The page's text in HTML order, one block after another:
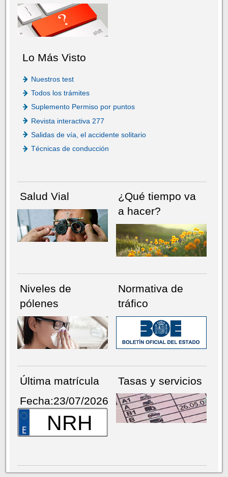
Lo Más Visto
Nuestros test
Todos los trámites
Suplemento Permiso por puntos
Revista interactiva 277
Salidas de vía, el accidente solitario
Técnicas de conducción
Salud Vial
¿Qué tiempo va
a hacer?
Niveles de
pólenes
Normativa de
tráfico
Última matrícula
Fecha:23/07/2026
NRH
Tasas y servicios